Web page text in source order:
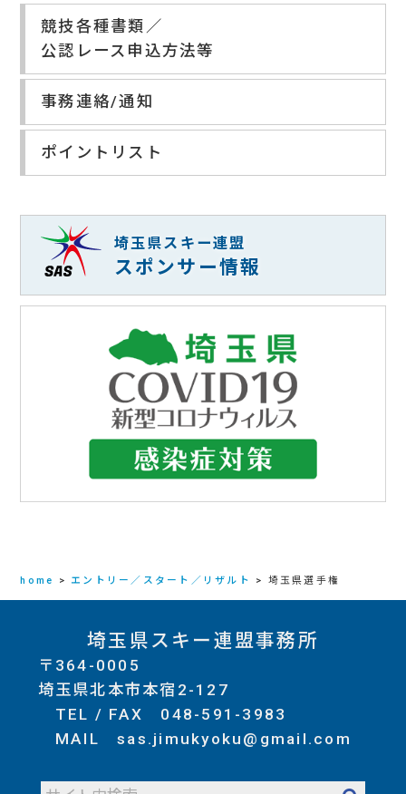
競技各種書類／
公認レース申込方法等
事務連絡/通知
ポイントリスト
埼玉県スキー連盟
スポンサー情報
home > エントリー／スタート／リザルト > 埼玉県選手権
埼玉県スキー連盟事務所
〒364-0005
埼玉県北本市本宿2-127
TEL / FAX 048-591-3983
MAILsas.jimukyoku@gmail.com